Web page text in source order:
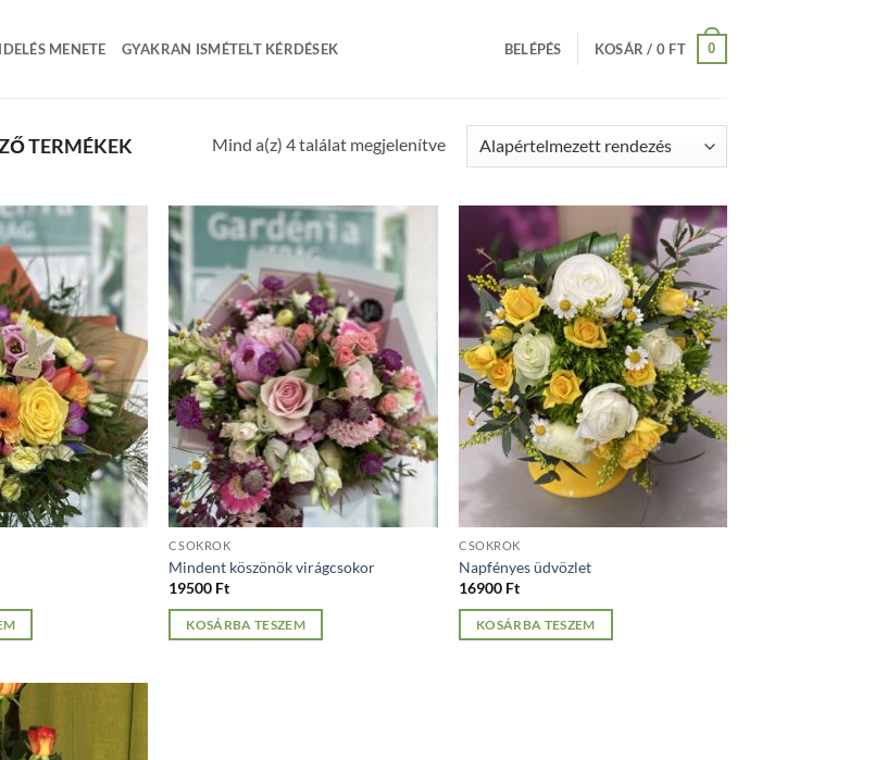
MENETE GYAKRAN ISMÉTELT KÉRDÉSEK BELÉPÉS KOSÁR / 0 FT 0
TERMÉKEK Mind a(z) 4 találat megjelenítve
CSOKROK
Mindent köszönök virágcsokor
19500 Ft
KOSÁRBA TESZEM
CSOKROK
Napfényes üdvözlet
16900 Ft
KOSÁRBA TESZEM